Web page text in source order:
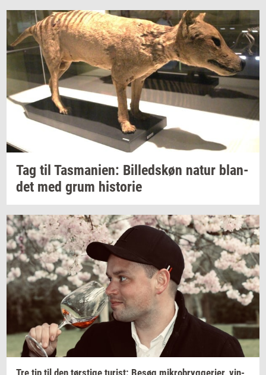
Tag til Tas­ma­ni­en: Bil­leds­køn natur blan­
det med grum hi­sto­rie
Tre tip til den tørsti­ge turist: Besøg mi­kro­bryg­ge­ri­er, vin­